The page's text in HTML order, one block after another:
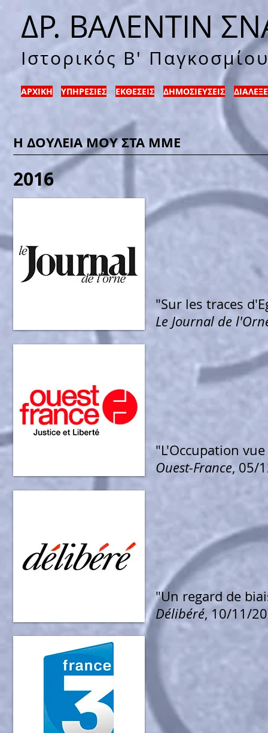
ΔΡ. ΒΑΛΕΝΤΙΝ
Ιστορικός Β'
ΑΡΧΙΚΗ ΥΠΗΡΕΣΙΕΣ ΕΚΘΕΣΕΙΣ ΔΗΜΟΣΙΕΥΣΕΙΣ
Η ΔΟΥΛΕΙΑ ΜΟΥ ΣΤΑ ΜΜΕ
2016
"Sur les traces
Le Journal de
"L'Occupation
Ouest-France, 05/
"Un regard de
Délibéré, 10/11/